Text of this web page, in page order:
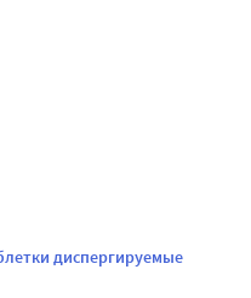
диспергируемые